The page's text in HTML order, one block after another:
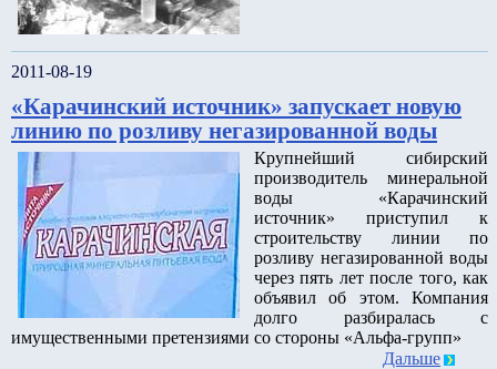
2011-08-19
«Карачинский источник» запускает новую
линию по розливу негазированной воды
Крупнейший сибирский
производитель минеральной
воды «Карачинский
источник» приступил к
строительству линии по
розливу негазированной воды
через пять лет после того, как
объявил об этом. Компания
долго разбиралась с
имущественными претензиями со стороны «Альфа-групп»
Дальше